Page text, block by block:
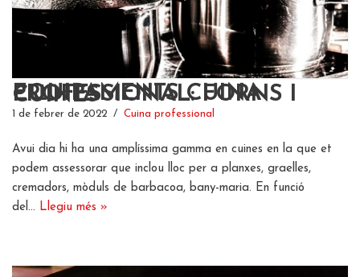
EQUIPAMENTS CUINA PROFESSIONAL: FORNS I CUINES
1 de febrer de 2022 Cuina professional
Avui dia hi ha una amplíssima gamma en cuines en la que et
podem assessorar que inclou lloc per a planxes, graelles,
cremadors, mòduls de barbacoa, bany-maria. En funció
del… Llegiu més »